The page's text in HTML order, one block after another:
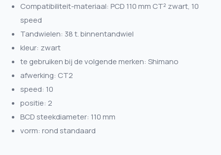
Compatibiliteit-materiaal: PCD 110 mm CT² zwart, 10
speed
Tandwielen: 38 t. binnentandwiel
kleur: zwart
te gebruiken bij de volgende merken: Shimano
afwerking: CT2
speed: 10
positie: 2
BCD steekdiameter: 110 mm
vorm: rond standaard